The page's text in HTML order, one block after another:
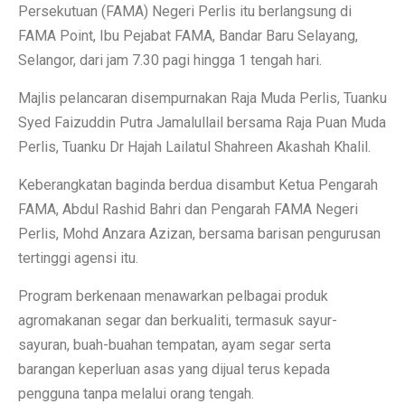
Persekutuan (FAMA) Negeri Perlis itu berlangsung di
FAMA Point, Ibu Pejabat FAMA, Bandar Baru Selayang,
Selangor, dari jam 7.30 pagi hingga 1 tengah hari.
Majlis pelancaran disempurnakan Raja Muda Perlis, Tuanku
Syed Faizuddin Putra Jamalullail bersama Raja Puan Muda
Perlis, Tuanku Dr Hajah Lailatul Shahreen Akashah Khalil.
Keberangkatan baginda berdua disambut Ketua Pengarah
FAMA, Abdul Rashid Bahri dan Pengarah FAMA Negeri
Perlis, Mohd Anzara Azizan, bersama barisan pengurusan
tertinggi agensi itu.
Program berkenaan menawarkan pelbagai produk
agromakanan segar dan berkualiti, termasuk sayur-
sayuran, buah-buahan tempatan, ayam segar serta
barangan keperluan asas yang dijual terus kepada
pengguna tanpa melalui orang tengah.